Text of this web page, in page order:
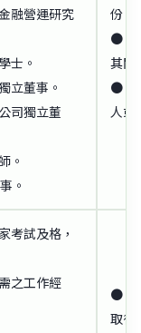
融營運研究
士。
立董事。
司獨立董
。
。
份。
● 本
其關
● 未
人或
考試及格，
之工作經
● 最
取得